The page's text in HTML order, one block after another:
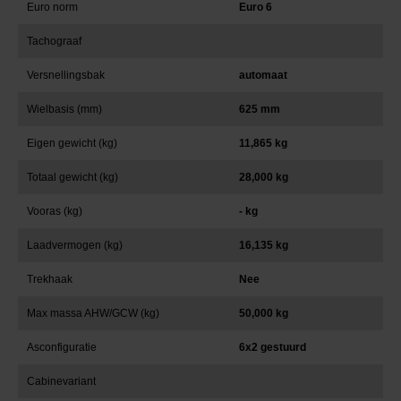
Euro norm Euro 6
Tachograaf
Versnellingsbak automaat
Wielbasis (mm) 625 mm
Eigen gewicht (kg) 11,865 kg
Totaal gewicht (kg) 28,000 kg
Vooras (kg) - kg
Laadvermogen (kg) 16,135 kg
Trekhaak Nee
Max massa AHW/GCW (kg) 50,000 kg
Asconfiguratie 6x2 gestuurd
Cabinevariant